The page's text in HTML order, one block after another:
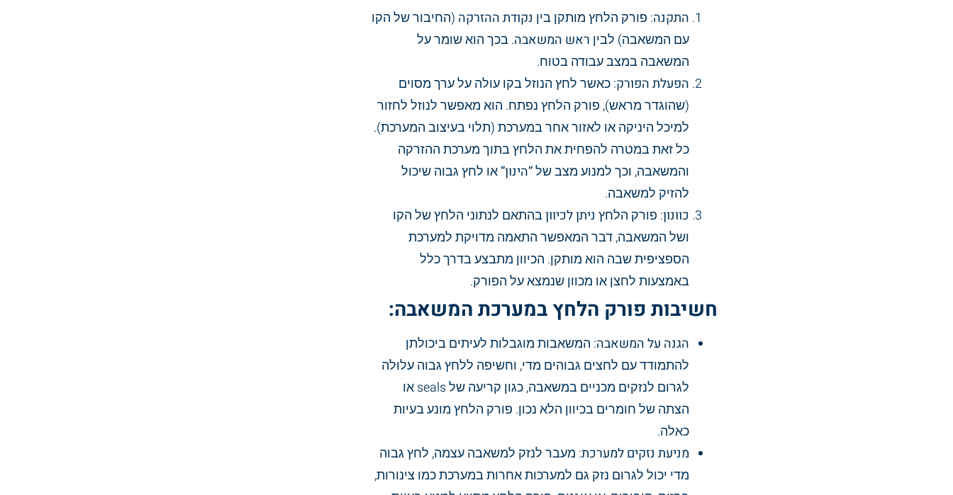
התקנה: פורק הלחץ מותקן בין נקודת ההזרקה (החיבור של הקו
עם המשאבה) לבין ראש המשאבה. בכך הוא שומר על
המשאבה במצב עבודה בטוח.
הפעלת הפורק: כאשר לחץ הנוזל בקו עולה על ערך מסוים
(שהוגדר מראש), פורק הלחץ נפתח. הוא מאפשר לנוזל לחזור
למיכל היניקה או לאזור אחר במערכת (תלוי בעיצוב המערכת).
כל זאת במטרה להפחית את הלחץ בתוך מערכת ההזרקה
והמשאבה, וכך למנוע מצב של“הינון”או לחץ גבוה שיכול
להזיק למשאבה.
כוונון: פורק הלחץ ניתן לכיווןבהתאם לנתוני הלחץ של הקו
ושל המשאבה, דבר המאפשר התאמה מדויקת למערכת
הספציפית שבה הוא מותקן. הכיוון מתבצע בדרך כלל
באמצעות לחצן או מכוון שנמצא על הפורק.
חשיבות פורק הלחץ במערכת המשאבה:
הגנה על המשאבה: המשאבות מוגבלות לעיתים ביכולתן
להתמודד עם לחצים גבוהים מדי, וחשיפה ללחץ גבוה עלולה
לגרום לנזקים מכניים במשאבה, כגון קריעה של seals או
הצתה של חומרים בכיוון הלא נכון. פורק הלחץ מונע בעיות
כאלה.
מניעת נזקים למערכת: מעבר לנזק למשאבה עצמה, לחץ גבוה
מדי יכול לגרום נזק גם למערכות אחרות במערכת כמו צינורות,